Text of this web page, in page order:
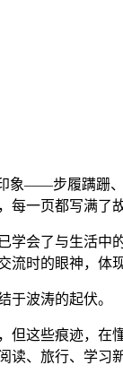
象——步履蹒
一页都写满了
会了与生活
时的眼神，体
于波涛的起伏。
这些痕迹，
、旅行、学